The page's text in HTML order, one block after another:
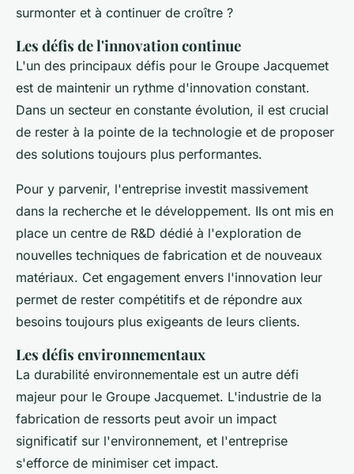
surmonter et à continuer de croître ?
Les défis de l'innovation continue
L'un des principaux défis pour le Groupe Jacquemet
est de maintenir un rythme d'innovation constant.
Dans un secteur en constante évolution, il est crucial
de rester à la pointe de la technologie et de proposer
des solutions toujours plus performantes.
Pour y parvenir, l'entreprise investit massivement
dans la recherche et le développement. Ils ont mis en
place un centre de R&D dédié à l'exploration de
nouvelles techniques de fabrication et de nouveaux
matériaux. Cet engagement envers l'innovation leur
permet de rester compétitifs et de répondre aux
besoins toujours plus exigeants de leurs clients.
Les défis environnementaux
La durabilité environnementale est un autre défi
majeur pour le Groupe Jacquemet. L'industrie de la
fabrication de ressorts peut avoir un impact
significatif sur l'environnement, et l'entreprise
s'efforce de minimiser cet impact.